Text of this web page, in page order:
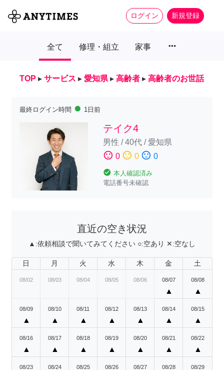
ログイン 新規登録
全て 修理・組立 家事 more_horiz
TOP ▸ サービス ▸ 愛知県 ▸ 高齢者 ▸ 高齢者のお世話
最終ログイン時間 fiber_manual_record 1日前
テイク4
男性 /40代/愛知県
sentiment_satisfied 0 sentiment_neutral 0 sentiment_dissatisfied 0
check_circle 本人確認済み
電話番号未確認
直近の空き状況
▲:依頼相談で聞いてみてください ○:空あり ✕:空なし
日 月 火 水 木 金 土
08/02 08/03 08/04 08/05 08/06 08/07
▲
08/08
▲
08/09
▲
08/10
▲
08/11
▲
08/12
▲
08/13
▲
08/14
▲
08/15
▲
08/16
▲
08/17
▲
08/18
▲
08/19
▲
08/20
▲
08/21
▲
08/22
▲
08/23 08/24 08/25 08/26 08/27 08/28 08/29